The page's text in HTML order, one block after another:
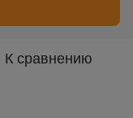
К сравнению